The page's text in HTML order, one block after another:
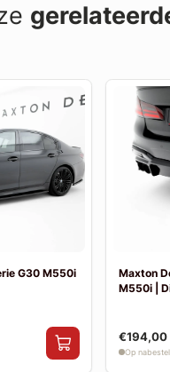
G30 M550i
Maxton
M550i |
€194,00
Op